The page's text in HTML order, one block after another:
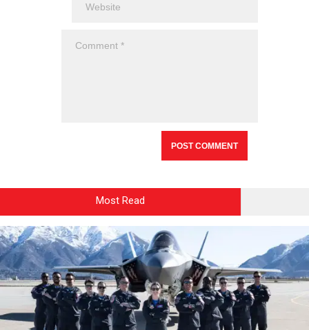
Most Read